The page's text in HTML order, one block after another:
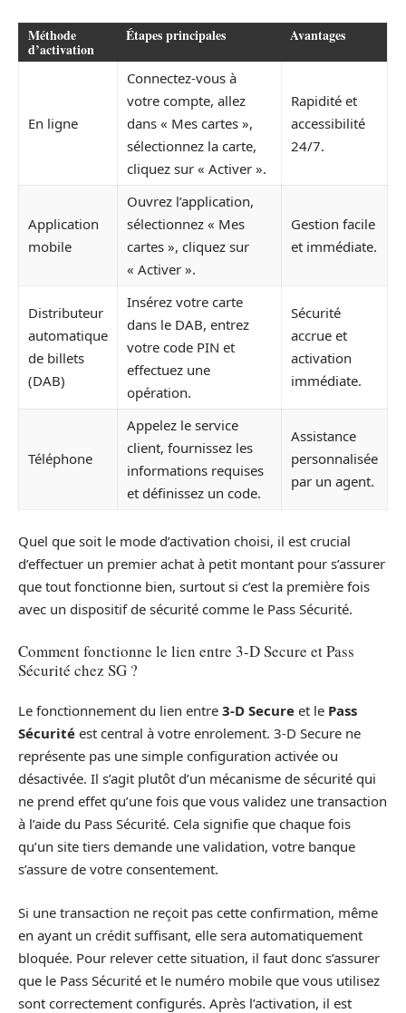
Méthode
d’activation
Étapes principales Avantages
En ligne
Connectez-vous à
votre compte, allez
dans « Mes cartes »,
sélectionnez la carte,
cliquez sur « Activer ».
Rapidité et
accessibilité
24/7.
Application
mobile
Ouvrez l’application,
sélectionnez « Mes
cartes », cliquez sur
« Activer ».
Gestion facile
et immédiate.
Distributeur
automatique
de billets
(DAB)
Insérez votre carte
dans le DAB, entrez
votre code PIN et
effectuez une
opération.
Sécurité
accrue et
activation
immédiate.
Téléphone
Appelez le service
client, fournissez les
informations requises
et définissez un code.
Assistance
personnalisée
par un agent.
Quel que soit le mode d’activation choisi, il est crucial
d’effectuer un premier achat à petit montant pour s’assurer
que tout fonctionne bien, surtout si c’est la première fois
avec un dispositif de sécurité comme le Pass Sécurité.
Comment fonctionne le lien entre 3-D Secure et Pass
Sécurité chez SG ?
Le fonctionnement du lien entre 3-D Secure et le Pass
Sécurité est central à votre enrolement. 3-D Secure ne
représente pas une simple configuration activée ou
désactivée. Il s’agit plutôt d’un mécanisme de sécurité qui
ne prend effet qu’une fois que vous validez une transaction
à l’aide du Pass Sécurité. Cela signifie que chaque fois
qu’un site tiers demande une validation, votre banque
s’assure de votre consentement.
Si une transaction ne reçoit pas cette confirmation, même
en ayant un crédit suffisant, elle sera automatiquement
bloquée. Pour relever cette situation, il faut donc s’assurer
que le Pass Sécurité et le numéro mobile que vous utilisez
sont correctement configurés. Après l’activation, il est